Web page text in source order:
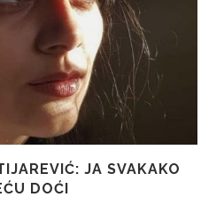
JA SVAKAKO
DOĆI